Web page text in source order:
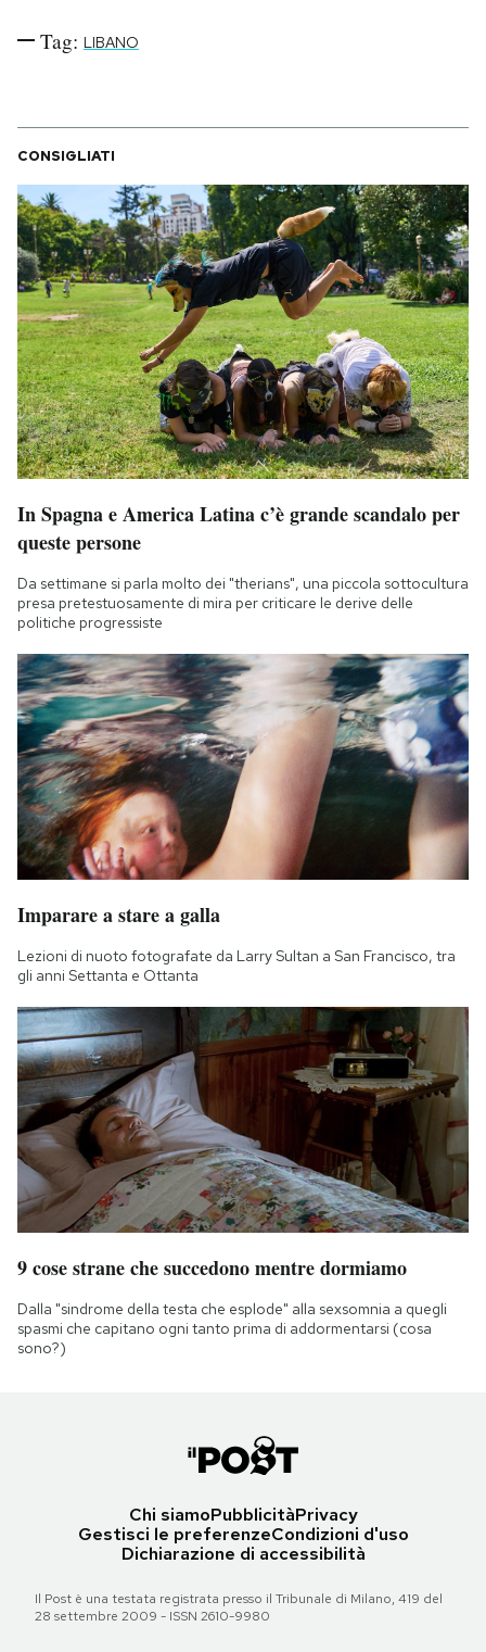
Tag: LIBANO
CONSIGLIATI
In Spagna e America Latina c’è grande scandalo per
queste persone
Da settimane si parla molto dei "therians", una piccola sottocultura
presa pretestuosamente di mira per criticare le derive delle
politiche progressiste
Imparare a stare a galla
Lezioni di nuoto fotografate da Larry Sultan a San Francisco, tra
gli anni Settanta e Ottanta
9 cose strane che succedono mentre dormiamo
Dalla "sindrome della testa che esplode" alla sexsomnia a quegli
spasmi che capitano ogni tanto prima di addormentarsi (cosa
sono?)
Chi siamoPubblicitàPrivacy
Gestisci le preferenzeCondizioni d'uso
Dichiarazione di accessibilità
Il Post è una testata registrata presso il Tribunale di Milano, 419 del
28 settembre 2009 - ISSN 2610-9980